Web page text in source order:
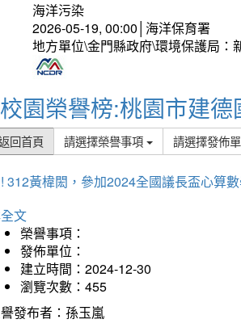
海洋污染
2026-05-19, 00:00│海洋保育署
地方單位\金門縣政府\環境保護局
校園榮譽榜:桃園市建
回首頁 請選擇榮譽事項 請選擇發佈
312黃椲閎，參加2024全國議長盃心算
文
榮譽事項：
發佈單位：
建立時間：2024-12-30
瀏覽次數：455
發布者：孫玉嵐